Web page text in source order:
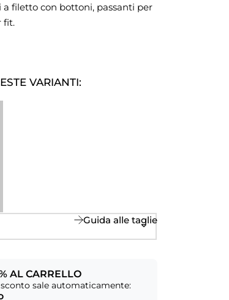
filetto con bottoni, passanti per
fit.
VARIANTI:
Guida alle taglie
AL CARRELLO
sale automaticamente: